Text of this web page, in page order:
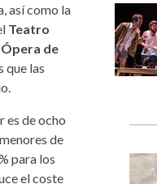
así como la
Teatro
Ópera de
que las
es de ocho
de
para los
el coste